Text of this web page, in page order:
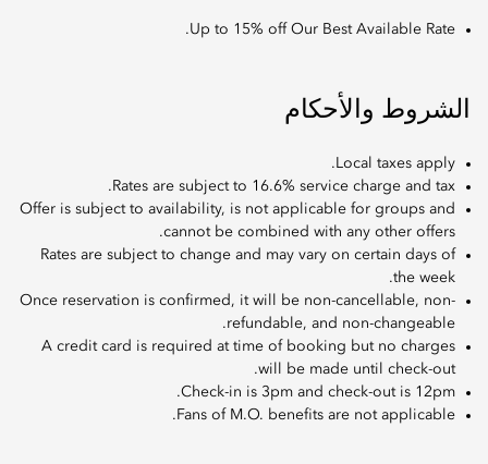
Up to 15% off Our Best Available Rate.
الشروط والأحكام
Local taxes apply.
Rates are subject to 16.6% service charge and tax.
Offer is subject to availability, is not applicable for groups and
cannot be combined with any other offers.
Rates are subject to change and may vary on certain days of
the week.
Once reservation is confirmed, it will be non-cancellable, non-
refundable, and non-changeable.
A credit card is required at time of booking but no charges
will be made until check-out.
Check-in is 3pm and check-out is 12pm.
Fans of M.O. benefits are not applicable.